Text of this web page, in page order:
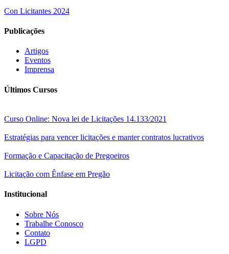
Con Licitantes 2024
Publicações
Artigos
Eventos
Imprensa
Últimos Cursos
Curso Online: Nova lei de Licitações 14.133/2021
Estratégias para vencer licitações e manter contratos lucrativos
Formação e Capacitação de Pregoeiros
Licitação com Ênfase em Pregão
Institucional
Sobre Nós
Trabalhe Conosco
Contato
LGPD